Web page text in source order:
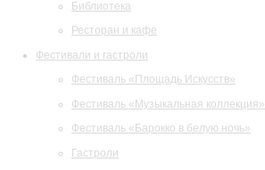
Библиотека
Ресторан и кафе
Фестивали и гастроли
Фестиваль «Площадь Искусств»
Фестиваль «Музыкальная коллекция»
Фестиваль «Барокко в белую ночь»
Гастроли